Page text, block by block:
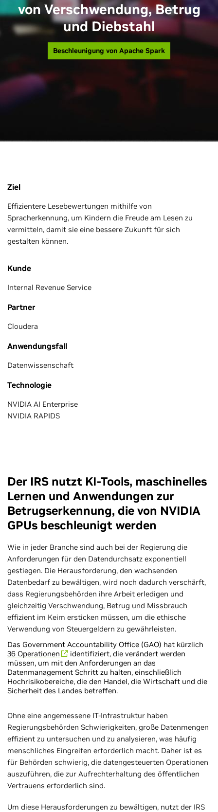
von Verschwendung, Betrug
und Diebstahl
Beschleunigung von Apache Spark
Ziel
Effizientere Lesebewertungen mithilfe von
Spracherkennung, um Kindern die Freude am Lesen zu
vermitteln, damit sie eine bessere Zukunft für sich
gestalten können.
Kunde
Internal Revenue Service
Partner
Cloudera
Anwendungsfall
Datenwissenschaft
Technologie
NVIDIA AI Enterprise
NVIDIA RAPIDS
Der IRS nutzt KI-Tools, maschinelles
Lernen und Anwendungen zur
Betrugserkennung, die von NVIDIA
GPUs beschleunigt werden
Wie in jeder Branche sind auch bei der Regierung die
Anforderungen für den Datendurchsatz exponentiell
gestiegen. Die Herausforderung, den wachsenden
Datenbedarf zu bewältigen, wird noch dadurch verschärft,
dass Regierungsbehörden ihre Arbeit erledigen und
gleichzeitig Verschwendung, Betrug und Missbrauch
effizient im Keim ersticken müssen, um die ethische
Verwendung von Steuergeldern zu gewährleisten.
Das Government Accountability Office (GAO) hat kürzlich
36 Operationen
identifiziert, die verändert werden
müssen, um mit den Anforderungen an das
Datenmanagement Schritt zu halten, einschließlich
Hochrisikobereiche, die den Handel, die Wirtschaft und die
Sicherheit des Landes betreffen.
Ohne eine angemessene IT-Infrastruktur haben
Regierungsbehörden Schwierigkeiten, große Datenmengen
effizient zu untersuchen und zu analysieren, was häufig
menschliches Eingreifen erforderlich macht. Daher ist es
für Behörden schwierig, die datengesteuerten Operationen
auszuführen, die zur Aufrechterhaltung des öffentlichen
Vertrauens erforderlich sind.
Um diese Herausforderungen zu bewältigen, nutzt der IRS